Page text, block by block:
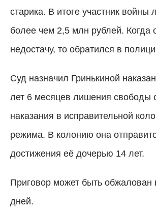
старика. В итоге участник войны
более чем 2,5 млн рублей. Когда
недостачу, то обратился в
Суд назначил Гринькиной
лет 6 месяцев лишения свободы
наказания в исправительной
режима. В колонию она
достижения её дочерью 14 лет.
Приговор может быть обжалован
дней.